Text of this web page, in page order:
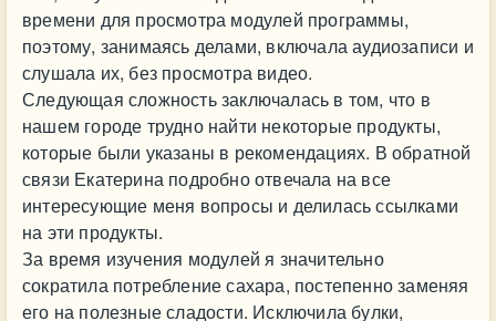
времени для просмотра модулей программы,
поэтому, занимаясь делами, включала аудиозаписи и
слушала их, без просмотра видео.
Следующая сложность заключалась в том, что в
нашем городе трудно найти некоторые продукты,
которые были указаны в рекомендациях. В обратной
связи Екатерина подробно отвечала на все
интересующие меня вопросы и делилась ссылками
на эти продукты.
За время изучения модулей я значительно
сократила потребление сахара, постепенно заменяя
его на полезные сладости. Исключила булки,